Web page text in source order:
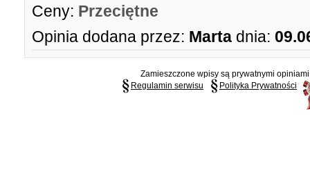
Ceny: Przeciętne
Opinia dodana przez: Marta dnia:
Zamieszczone wpisy są prywatnymi
Regulamin serwisu
Polityka Prywatności